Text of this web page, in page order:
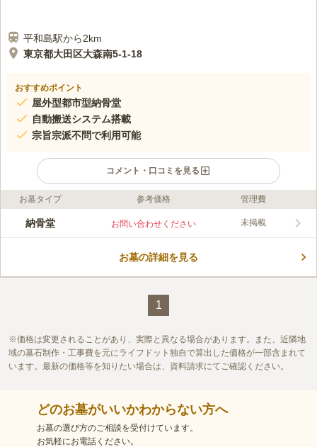
平和島駅から2km
東京都大田区大森南5-1-18
おすすめポイント
屋外型都市型納骨堂
自動搬送システム搭載
宗旨宗派不問で利用可能
コメント・口コミを見る
口コミ評価
この霊園はまだ誰からも評価されていません。
お墓タイプ 参考価格 管理費
納骨堂 お問い合わせください 未掲載
お墓の詳細を見る
1
価格は変更されることがあり、実際と異なる場合があります。また、近隣地
域の墓石制作・工事費を元にライフドット独自で算出した価格が一部含まれて
います。最新の価格等を知りたい場合は、資料請求にてご確認ください。
どのお墓がいいかわからない方へ
お墓の選び方のご相談を受付けています。
お気軽にお電話ください。